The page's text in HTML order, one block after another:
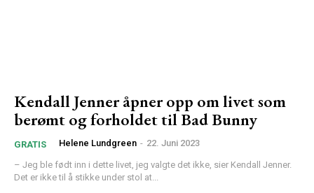
Kendall Jenner åpner opp om livet som
berømt og forholdet til Bad Bunny
GRATIS Helene Lundgreen - 22. Juni 2023
– Jeg ble født inn i dette livet, jeg valgte det ikke, sier Kendall Jenner.
Det er ikke til å stikke under stol at...